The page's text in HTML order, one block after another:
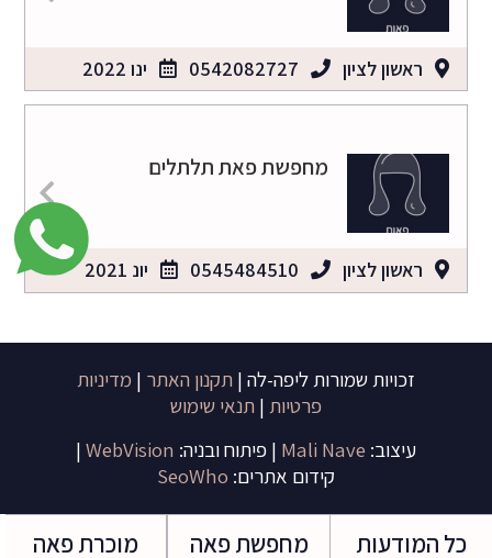
ראשון לציון 0542082727 ינו 2022
מחפשת פאת תלתלים
ראשון לציון 0545484510 יונ 2021
זכויות שמורות ליפה-לה | תקנון האתר | מדיניות
פרטיות | תנאי שימוש
עיצוב: Mali Nave | פיתוח ובניה: WebVision
|
קידום אתרים: SeoWho
כל המודעות מחפשת פאה מוכרת פאה
ברוכה הבאה לפורטל חיפוש הפאות